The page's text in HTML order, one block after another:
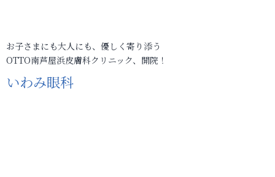
お子さまにも大人にも、優しく寄り添う
OTTO南芦屋浜皮膚科クリニック、開院！
いわみ眼科